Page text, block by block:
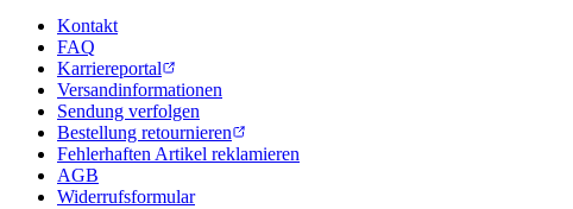
Kontakt
FAQ
Karriereportal
Versandinformationen
Sendung verfolgen
Bestellung retournieren
Fehlerhaften Artikel reklamieren
AGB
Widerrufsformular